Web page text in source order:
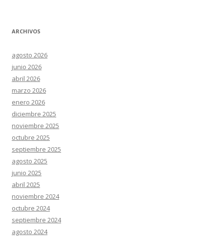
ARCHIVOS
agosto 2026
junio 2026
abril 2026
marzo 2026
enero 2026
diciembre 2025
noviembre 2025
octubre 2025
septiembre 2025
agosto 2025
junio 2025
abril 2025
noviembre 2024
octubre 2024
septiembre 2024
agosto 2024